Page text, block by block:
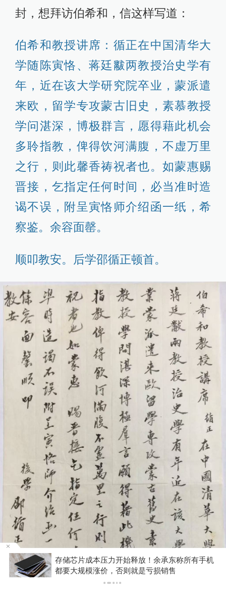
封，想拜访伯希和，信这样写道：
伯希和教授讲席：循正在中国清华大
学随陈寅恪、蒋廷黻两教授治史学有
年，近在该大学研究院卒业，蒙派遣
来欧，留学专攻蒙古旧史，素慕教授
学问湛深，博极群言，愿得藉此机会
多聆指教，俾得饮河满腹，不虚万里
之行，则此馨香祷祝者也。如蒙惠赐
晋接，乞指定任何时间，必当准时造
谒不误，附呈寅恪师介绍函一纸，希
察鉴。余容面罄。
顺叩教安。后学邵循正顿首。
DeepSeek宣布大幅涨价，业内人士预计V4 Pro
正式版即将发布